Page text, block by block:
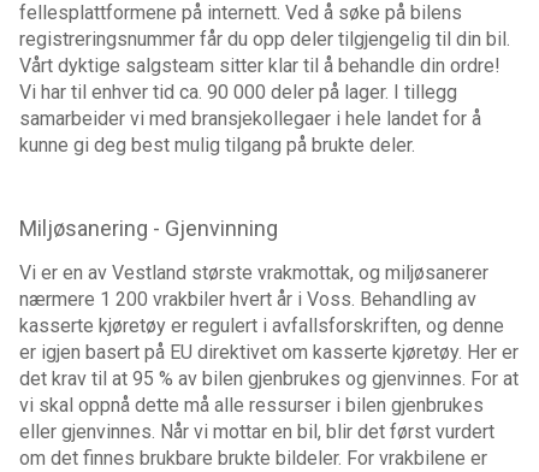
fellesplattformene på internett. Ved å søke på bilens
registreringsnummer får du opp deler tilgjengelig til din bil.
Vårt dyktige salgsteam sitter klar til å behandle din ordre!
Vi har til enhver tid ca. 90 000 deler på lager. I tillegg
samarbeider vi med bransjekollegaer i hele landet for å
kunne gi deg best mulig tilgang på brukte deler.
Miljøsanering - Gjenvinning
Vi er en av Vestland største vrakmottak, og miljøsanerer
nærmere 1 200 vrakbiler hvert år i Voss. Behandling av
kasserte kjøretøy er regulert i avfallsforskriften, og denne
er igjen basert på EU direktivet om kasserte kjøretøy. Her er
det krav til at 95 % av bilen gjenbrukes og gjenvinnes. For at
vi skal oppnå dette må alle ressurser i bilen gjenbrukes
eller gjenvinnes. Når vi mottar en bil, blir det først vurdert
om det finnes brukbare brukte bildeler. For vrakbilene er